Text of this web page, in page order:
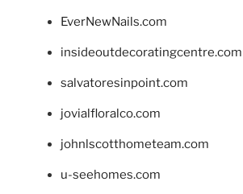
EverNewNails.com
insideoutdecoratingcentre.com
salvatoresinpoint.com
jovialfloralco.com
johnlscotthometeam.com
u-seehomes.com